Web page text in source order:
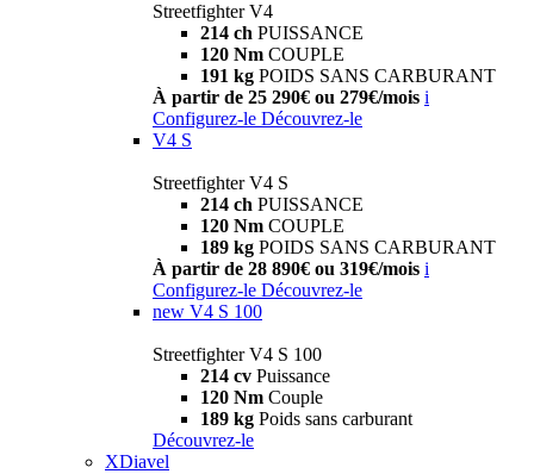
Streetfighter V4
214 ch PUISSANCE
120 Nm COUPLE
191 kg POIDS SANS CARBURANT
À partir de 25 290€ ou 279€/mois i
Configurez-le Découvrez-le
V4 S
Streetfighter V4 S
214 ch PUISSANCE
120 Nm COUPLE
189 kg POIDS SANS CARBURANT
À partir de 28 890€ ou 319€/mois i
Configurez-le Découvrez-le
new V4 S 100
Streetfighter V4 S 100
214 cv Puissance
120 Nm Couple
189 kg Poids sans carburant
Découvrez-le
XDiavel